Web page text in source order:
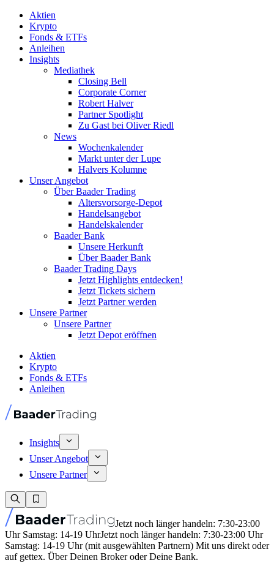
Aktien
Krypto
Fonds & ETFs
Anleihen
Insights
Mediathek
Closing Bell
Corporate Corner
Robert Halver
Partner Spotlight
Zu Gast bei Oliver Riedl
News
Wochenkalender
Markt unter der Lupe
Halvers Kolumne
Unser Angebot
Über Baader Trading
Altersvorsorge-Depot
Handelsangebot
Handelskalender
Baader Bank
Unsere Herkunft
Über Baader Bank
Baader Trading Days
Jetzt Highlights entdecken!
Jetzt Tickets sichern
Jetzt Partner werden
Unsere Partner
Unsere Partner
Jetzt Depot eröffnen
Aktien
Krypto
Fonds & ETFs
Anleihen
Insights
Unser Angebot
Unsere Partner
Jetzt noch länger handeln: 7:30-23:00
Uhr Samstag: 14-19 UhrJetzt noch länger handeln: 7:30-23:00 Uhr
Samstag: 14-19 Uhr (mit ausgewählten Partnern) Mit uns direkt oder
auf gettex. Über Deinen Broker oder Deine Bank.